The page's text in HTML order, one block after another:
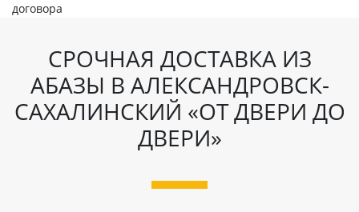
договора
СРОЧНАЯ ДОСТАВКА ИЗ
АБАЗЫ В АЛЕКСАНДРОВСК-
САХАЛИНСКИЙ «ОТ ДВЕРИ ДО
ДВЕРИ»